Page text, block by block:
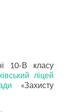
10-В класу
ліцей
«Захисту